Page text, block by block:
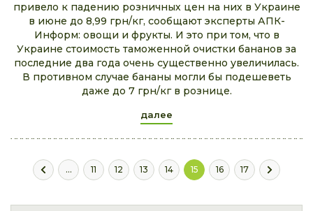
привело к падению розничных цен на них в Украине
в июне до 8,99 грн/кг, сообщают эксперты АПК-
Информ: овощи и фрукты. И это при том, что в
Украине стоимость таможенной очистки бананов за
последние два года очень существенно увеличилась.
В противном случае бананы могли бы подешеветь
даже до 7 грн/кг в рознице.
далее
... 11 12 13 14 15 16 17